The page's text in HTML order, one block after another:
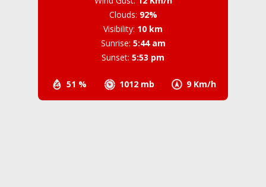
51 % 1012 mb 9 Km/h
Clouds: 92%
Visibility: 10 km
Sunrise: 5:44 am
Sunset: 5:53 pm